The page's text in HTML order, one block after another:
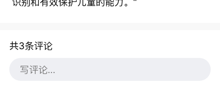
共3条评论